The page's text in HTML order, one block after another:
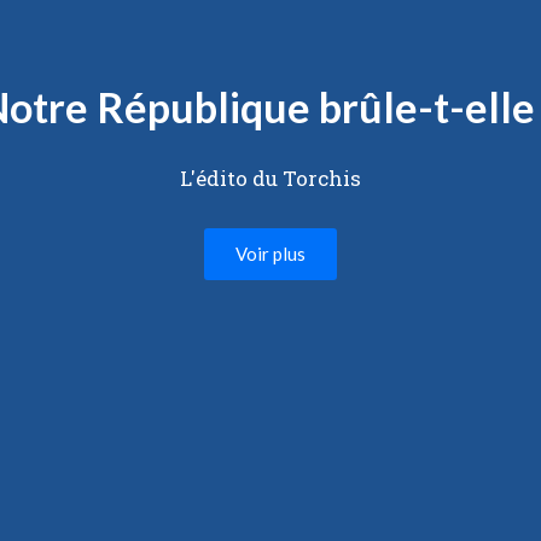
République brûle-t-elle
L'édito du Torchis
Voir plus